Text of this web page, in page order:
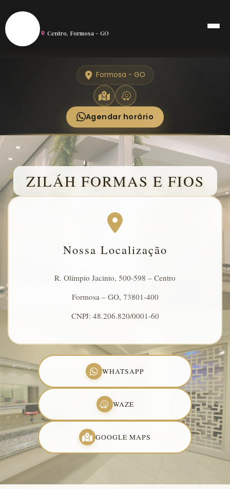
Centro, Formosa - GO
Formosa - GO
Agendar horário
ZILÁH FORMAS E FIOS
Nossa Localização
R. Olímpio Jacinto, 500-598 – Centro
Formosa – GO, 73801-400
CNPJ: 48.206.820/0001-60
WHATSAPP
WAZE
GOOGLE MAPS